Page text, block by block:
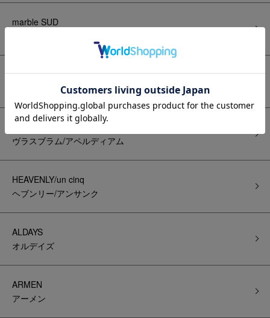
marble SUD
TANG
Vlas Blomme/Aperdiem
ヴラスブラム/アペルディアム
HEAVENLY/un cinq
ヘブンリー/アンサンク
ALDAYS
オルデイズ
ARMEN
アーメン